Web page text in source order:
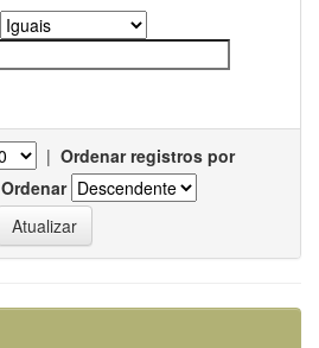
| Ordenar registros por
Ordenar